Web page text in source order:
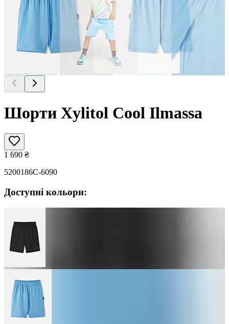
Шорти Xylitol Cool Ilmassa
1 690 ₴
5200186C-6090
Доступні кольори: